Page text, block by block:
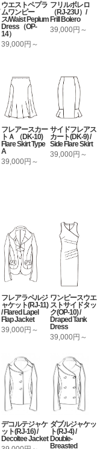
ウエストペプラ
ムワンピー
ス/Waist Peplum
Dress（OP-
14）
39,000円～
フリルボレロ
（RJ-23U）/
Frill Bolero
39,000円～
フレアースカー
トＡ （DK-10)
Flare Skirt Type
A
39,000円～
サイドフレアス
カート(DK-9) /
Side Flare Skirt
39,000円～
フレアラペルジ
ャケット(RJ-11)
/ Flared Lapel
Flap Jacket
39,000円～
ワンピースウエ
ストサイドタッ
ク(OP-10) /
Draped Tank
Dress
39,000円～
デコルテジャケ
ット(RJ-16) /
Decoltee Jacket
ダブルジャケッ
ト(RJ-4) /
Double-
Breasted